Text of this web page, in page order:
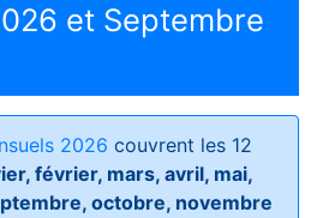
et Septembre
2026 couvrent les 12
février, mars, avril, mai,
octobre, novembre